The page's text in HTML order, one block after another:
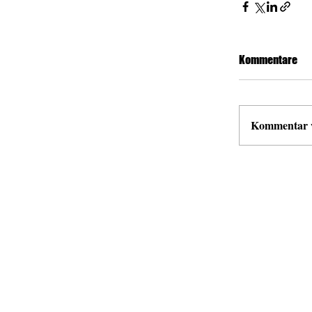
Kommentare
Kommentar